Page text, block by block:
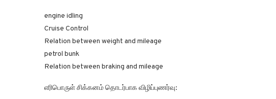
engine idling
Cruise Control
Relation between weight and mileage
petrol bunk
Relation between braking and mileage
எரிபொருள் சிக்கனம் தொடர்பாக விழிப்புணர்வு: